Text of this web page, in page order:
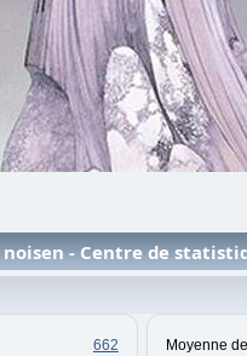
noisen - Centre de
662
Moyenne